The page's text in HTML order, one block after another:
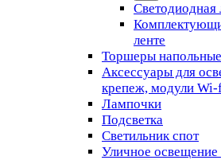
Светодиодная
ленте
Торшеры
Аксессуары для
крепеж, модули
Лампочки
Подсветка
Светильник спот
Уличное освещение